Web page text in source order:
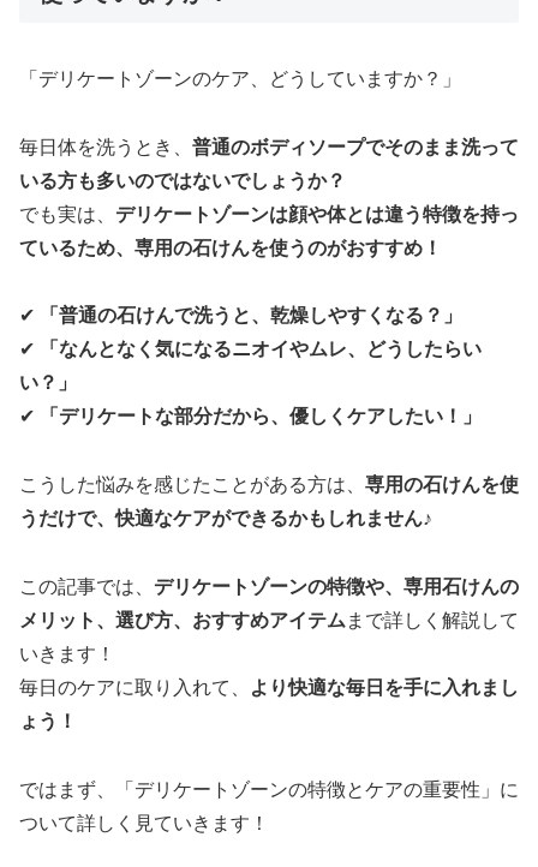
「デリケートゾーンのケア、どうしていますか？」
毎日体を洗うとき、 普通のボディソープでそのまま洗って
いる方も多いのではないでしょうか？
でも実は、 デリケートゾーンは顔や体とは違う特徴を持っ
ているため、専用の石けんを使うのがおすすめ！
✔
「普通の石けんで洗うと、乾燥しやすくなる？」
✔
「なんとなく気になるニオイやムレ、どうしたらい
い？」
✔
「デリケートな部分だから、優しくケアしたい！」
こうした悩みを感じたことがある方は、 専用の石けんを使
うだけで、快適なケアができるかもしれません♪
この記事では、 デリケートゾーンの特徴や、専用石けんの
メリット、選び方、おすすめアイテム まで詳しく解説して
いきます！
毎日のケアに取り入れて、
より快適な毎日を手に入れまし
ょう！
ではまず、「デリケートゾーンの特徴とケアの重要性」に
ついて詳しく見ていきます！